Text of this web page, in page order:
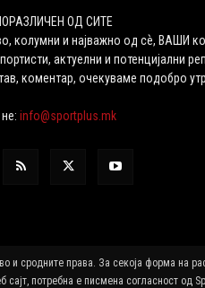
ПОРАЗЛИЧЕН ОД СИТЕ
колумни и најважно од сѐ, ВАШИ
актуелни и потенцијални
коментар, очекуваме подобро
не:info@sportplus.mk
сродните права. За секоја форма на
сајт, потребна е писмена согласност од